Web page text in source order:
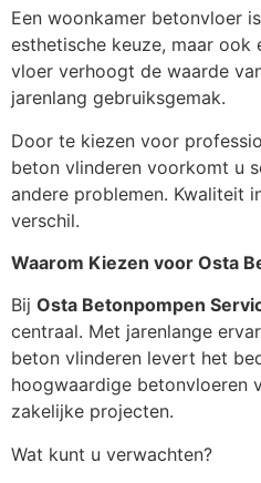
Een woonkamer betonvloer
esthetische keuze, maar ook
vloer verhoogt de waarde
jarenlang gebruiksgemak.
Door te kiezen voor
beton vlinderen voorkomt u
andere problemen. Kwaliteit
verschil.
Waarom Kiezen voor Osta
Bij Osta Betonpompen
centraal. Met jarenlange
beton vlinderen levert het
hoogwaardige betonvloeren
zakelijke projecten.
Wat kunt u verwachten?